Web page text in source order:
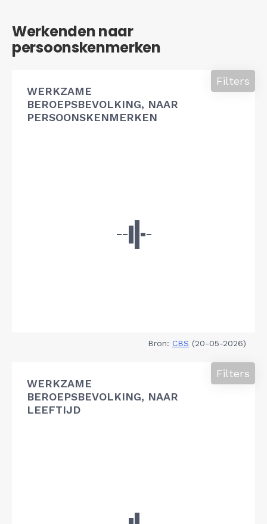
Werkenden naar
persoonskenmerken
WERKZAME
BEROEPSBEVOLKING, NAAR
PERSOONSKENMERKEN
Filters
Bron: CBS (20-05-2026)
WERKZAME
BEROEPSBEVOLKING, NAAR
LEEFTIJD
Filters